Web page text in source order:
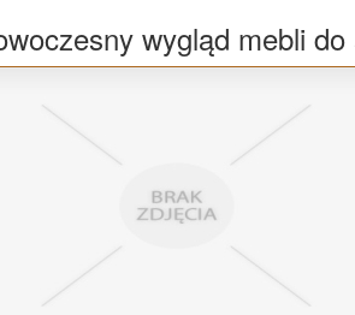
wygląd mebli